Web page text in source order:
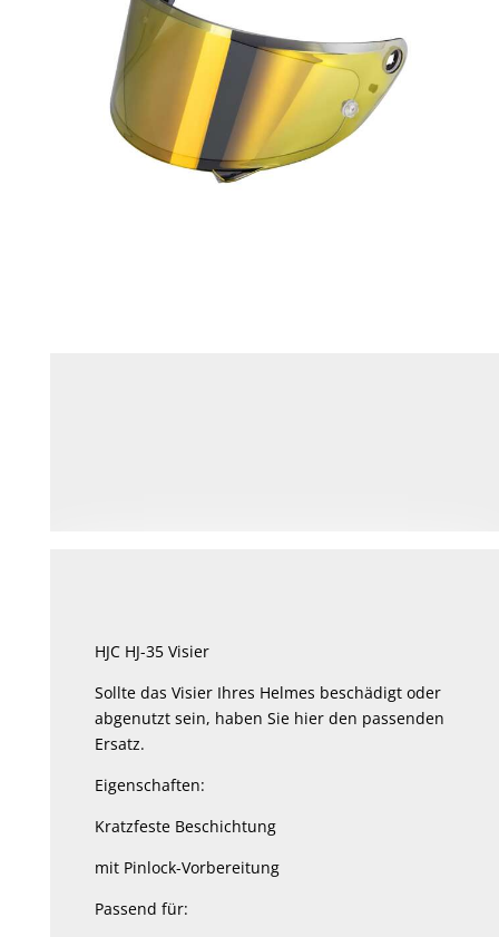
HJC HJ-35 Visier
Sollte das Visier Ihres Helmes beschädigt oder
abgenutzt sein, haben Sie hier den passenden
Ersatz.
Eigenschaften:
Kratzfeste Beschichtung
mit Pinlock-Vorbereitung
Passend für: